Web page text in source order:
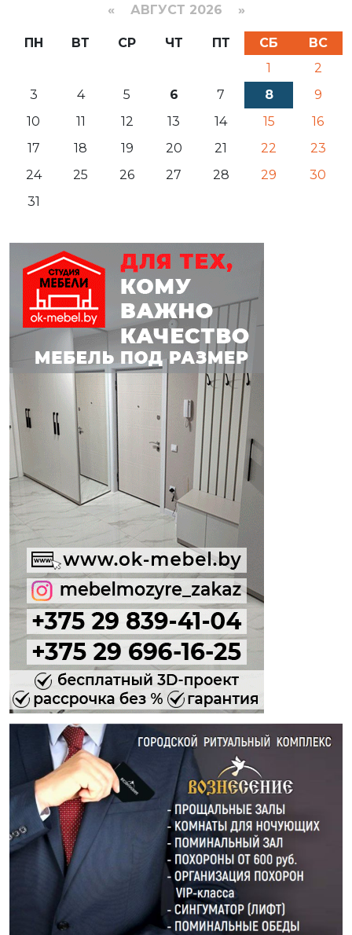
« АВГУСТ 2026 »
ПН ВТ СР ЧТ ПТ СБ
ВС
1
2
3
4 5 6 7 8
9
10
11 12 13 14 15
16
17
18 19 20 21 22
23
24
25 26 27 28 29
30
31